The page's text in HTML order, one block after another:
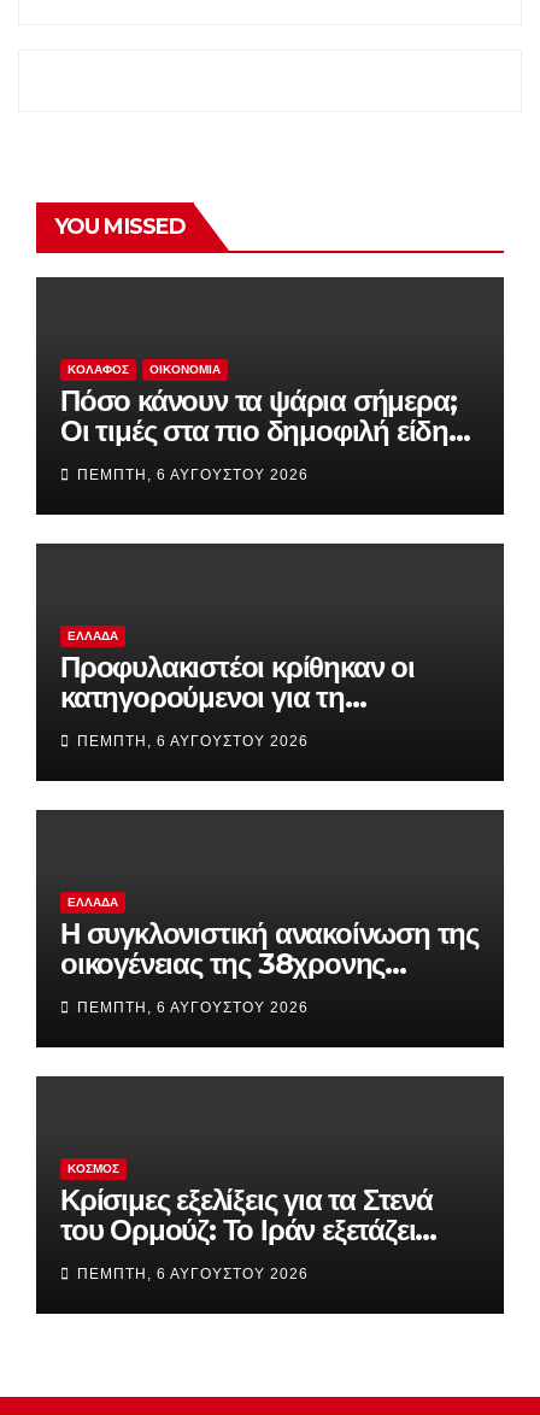
YOU MISSED
ΚΟΛΑΦΟΣ ΟΙΚΟΝΟΜΊΑ
Πόσο κάνουν τα ψάρια σήμερα;
Οι τιμές στα πιο δημοφιλή είδη
της αγοράς
ΠΈΜΠΤΗ, 6 ΑΥΓΟΎΣΤΟΥ 2026
ΕΛΛΆΔΑ
Προφυλακιστέοι κρίθηκαν οι
κατηγορούμενοι για τη
δολοφονία του 58χρονου
ψυχολόγου στην Αργολίδα
ΠΈΜΠΤΗ, 6 ΑΥΓΟΎΣΤΟΥ 2026
ΕΛΛΆΔΑ
Η συγκλονιστική ανακοίνωση της
οικογένειας της 38χρονης
Βρετανίδας που βρέθηκε νεκρή
στην Κυψέλη
ΠΈΜΠΤΗ, 6 ΑΥΓΟΎΣΤΟΥ 2026
ΚΌΣΜΟΣ
Κρίσιμες εξελίξεις για τα Στενά
του Ορμούζ: Το Ιράν εξετάζει
περιορισμούς σε πλοία ΗΠΑ και
Ισραήλ – Οι όροι της Τεχεράνης
ΠΈΜΠΤΗ, 6 ΑΥΓΟΎΣΤΟΥ 2026